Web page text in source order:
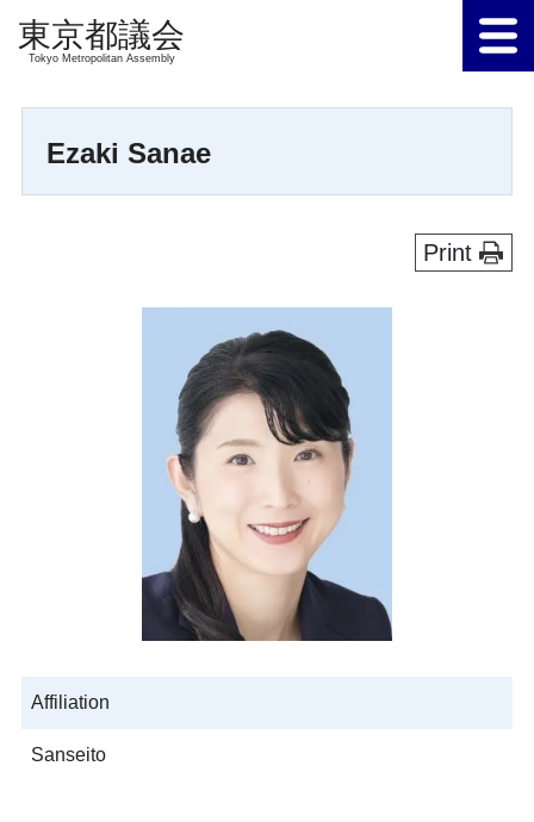
Tokyo Metropolitan Assembly
Ezaki Sanae
Print
Affiliation
Sanseito